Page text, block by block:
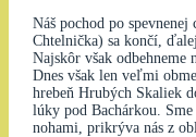
Náš pochod po
Chtelnička) sa končí,
Najskôr však odbehneme
Dnes však len veľmi
hrebeň Hrubých Skaliek
lúky pod Bachárkou.
nohami, prikrýva nás z